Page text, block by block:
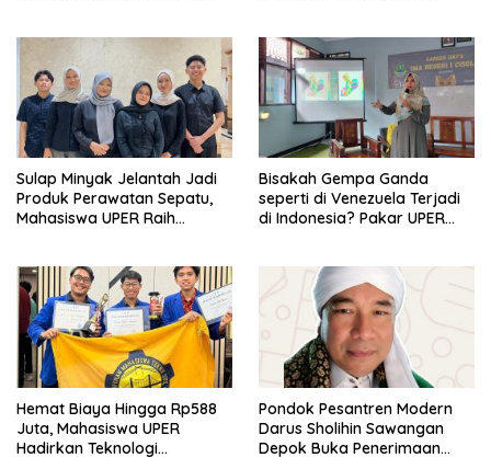
Sulap Minyak Jelantah Jadi
Produk Perawatan Sepatu,
Mahasiswa UPER Raih
Bisakah Gempa Ganda
seperti di Venezuela Terjadi
di Indonesia? Pakar UPER
Hemat Biaya Hingga Rp588
Juta, Mahasiswa UPER
Hadirkan Teknologi
Pondok Pesantren Modern
Darus Sholihin Sawangan
Depok Buka Penerimaan